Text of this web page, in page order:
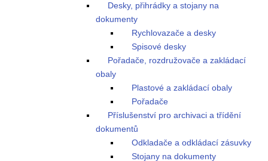
Desky, přihrádky a stojany na
dokumenty
Rychlovazače a desky
Spisové desky
Pořadače, rozdružovače a zakládací
obaly
Plastové a zakládací obaly
Pořadače
Příslušenství pro archivaci a třídění
dokumentů
Odkladače a odkládací zásuvky
Stojany na dokumenty